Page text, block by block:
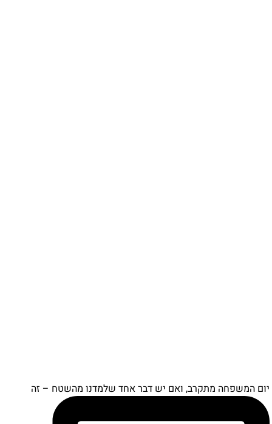
יום המשפחה מתקרב, ואם יש דבר אחד שלמדנו מהשטח – זה